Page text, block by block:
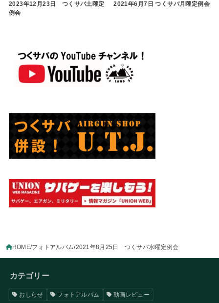
2023年12月23日 つくサバ土曜定
例会
2021年6月7日 つくサバ月曜定例会
HOME フォトアルバム 2021年8月25日 つくサバ水曜定例会
カテゴリー
おしらせ フォトアルバム 動画レビュー